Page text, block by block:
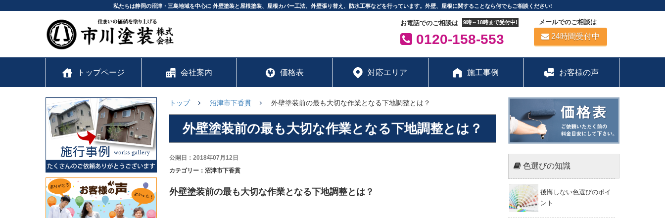
私たちは静岡の沼津・三島地域を中心に 外壁塗装と屋根塗装、屋根カバー工法、外壁張り替え、防水工事などを行っています。外壁、屋根に関することなら何でもご相談ください!
お電話でのご相談は 9時～18時まで受付中!
0120-158-553
メールでのご相談は
24時間受付中
トップページ 会社案内 価格表 対応エリア 施工事例 お客様の声
トップ 沼津市下香貫 外壁塗装前の最も大切な作業となる下地調整とは？
外壁塗装前の最も大切な作業となる下地調整とは？
公開日：2018年07月12日
カテゴリー：沼津市下香貫
外壁塗装前の最も大切な作業となる下地調整とは？
色選びの知識
後悔しない色選びのポイ
ント